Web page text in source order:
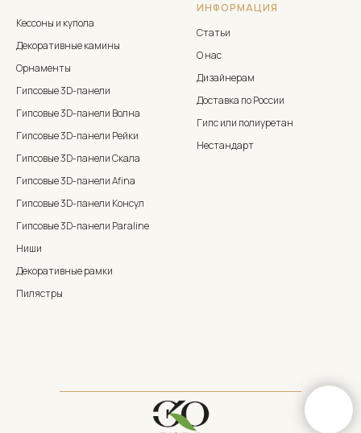
Кессоны и купола
Декоративные камины
Орнаменты
Гипсовые 3D-панели
Гипсовые 3D-панели Волна
Гипсовые 3D-панели Рейки
Гипсовые 3D-панели Скала
Гипсовые 3D-панели Afina
Гипсовые 3D-панели Консул
Гипсовые 3D-панели Paraline
Ниши
Декоративные рамки
Пилястры
ИНФОРМАЦИЯ
Статьи
О нас
Дизайнерам
Доставка по России
Гипс или полиуретан
Нестандарт